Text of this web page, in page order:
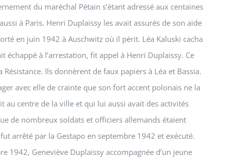
du maréchal Pétain s’étant adressé aux centaines
à Paris. Henri Duplaissy les avait assurés de son aide
en juin 1942 à Auschwitz où il périt. Léa Kaluski cacha
à l’arrestation, fit appel à Henri Duplaissy. Ce
Ils donnèrent de faux papiers à Léa et Bassia.
avec elle de crainte que son fort accent polonais ne la
au centre de la ville et qui lui aussi avait des activités
de nombreux soldats et officiers allemands étaient
arrêté par la Gestapo en septembre 1942 et exécuté.
1942, Geneviève Duplaissy accompagnée d’un jeune